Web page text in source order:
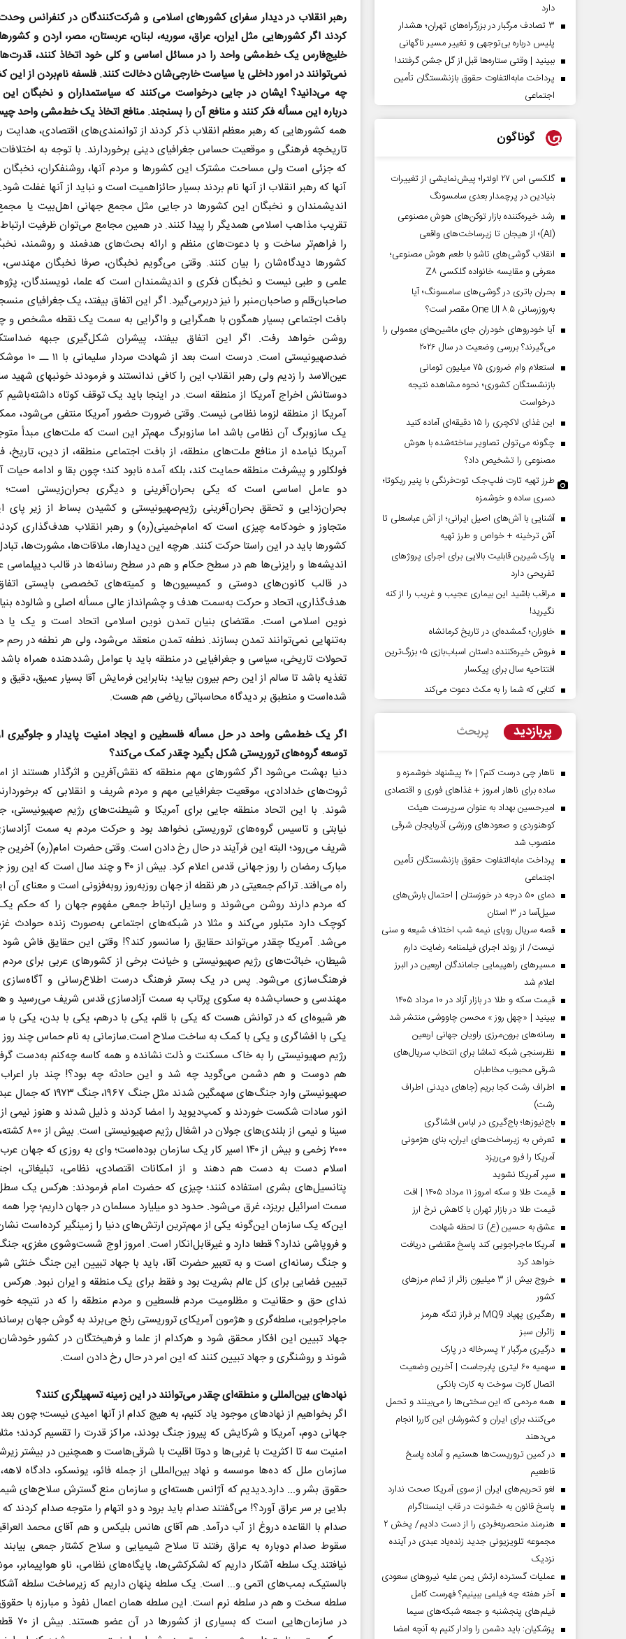
رهبر انقلاب در دیدار سفرای کشورهای اسلامی و شرکت‌کنندگان در کنفرانس
کردند اگر کشورهایی مثل ایران، عراق، سوریه، لبنان، عربستان، مصر، اردن و
خلیج‌فارس یک خط‌مشی واحد را در مسائل اساسی و کلی خود اتخاذ کنند،
نمی‌توانند در امور داخلی یا سیاست خارجی‌شان دخالت کنند. فلسفه نام‌بردن از این
چه می‌دانید؟ ایشان در جایی درخواست می‌کنند که سیاستمداران و نخبگان
درباره این مسأله فکر کنند و منافع آن را بسنجند. منافع اتخاذ یک خط‌مشی واحد
همه کشورهایی که رهبر معظم انقلاب ذکر کردند از توانمندی‌های اقتصادی، هدایت
تاریخچه فرهنگی و موقعیت حساس جغرافیای دینی برخوردارند. با توجه‌ به
که جزئی است ولی مساحت مشترک این کشورها و مردم آنها، روشنفکران، نخبگان
آنها که رهبر انقلاب از آنها نام بردند بسیار حائزاهمیت است و نباید از آنها غفلت
اندیشمندان و نخبگان این کشورها در جایی مثل مجمع جهانی اهل‌بیت یا
تقریب مذاهب اسلامی همدیگر را پیدا کنند. در همین مجامع می‌توان ظرفیت
را فراهم‌تر ساخت و با دعوت‌های منظم و ارائه بحث‌های هدفمند و روشمند،
کشورها دیدگاه‌شان را بیان کنند. وقتی می‌گویم نخبگان، صرفا نخبگان
علمی و طبی نیست و نخبگان فکری و اندیشمندان است که علما، نویسندگان،
صاحبان‌قلم و صاحبان‌منبر را نیز دربرمی‌گیرد. اگر این اتفاق بیفتد، یک جغرافیای
بافت اجتماعی بسیار همگون با همگرایی و واگرایی به‌ سمت یک نقطه مشخص و
روشن خواهد رفت. اگر این اتفاق بیفتد، پیشران شکل‌گیری جبهه
ضدصهیونیستی است. درست است بعد
عین‌الاسد را زدیم ولی رهبر انقلاب این را کافی ندانستند و فرمودند خونبهای شهید
دوستانش اخراج آمریکا از منطقه است. در اینجا باید یک توقف کوتاه داشته‌باشیم
آمریکا از منطقه لزوما نظامی نیست. وقتی ضرورت حضور آمریکا منتفی می‌شود،
یک سازوبرگ آن نظامی باشد اما سازوبرگ مهم‌تر این است که ملت‌های مبدأ
آمریکا نیامده از منافع ملت‌های منطقه، از بافت اجتماعی منطقه، از دین،
فولکلور و پیشرفت منطقه حمایت کند، بلکه آمده نابود کند؛ چون بقا و ادامه حیات
دو عامل اساسی است که یکی بحران‌آفرینی و دیگری بحران‌زیستی است؛
بحران‌زدایی و تحقق بحران‌آفرینی رژیم‌صهیونیستی و کشیدن بساط از زیر پای
متجاوز و خودکامه چیزی است که امام‌خمینی(ره) و رهبر انقلاب هدف‌گذاری
کشورها باید در این راستا حرکت کنند. هرچه این دیدارها، ملاقات‌ها، مشورت‌ها،
اندیشه‌ها و رایزنی‌ها هم در سطح حکام و هم در سطح رسانه‌ها در قالب دیپلماسی
در قالب کانون‌های دوستی و کمیسیون‌ها و کمیته‌های تخصصی بایستی اتفاق
هدف‌گذاری، اتحاد و حرکت به‌سمت هدف و چشم‌انداز عالی مسأله اصلی و شالوده
نوین اسلامی است. مقتضای بنیان تمدن نوین اسلامی اتحاد است و یک یا
به‌تنهایی نمی‌توانند تمدن بسازند. نطفه تمدن منعقد می‌شود، ولی هر نطفه در
تحولات تاریخی، سیاسی و جغرافیایی در منطقه باید با عوامل رشددهنده همراه
تغذیه باشد تا سالم از این رحم بیرون بیاید؛ بنابراین فرمایش آقا بسیار عمیق، دقیق
‌شده‌است و منطبق بر دیدگاه محاسباتی ریاضی هم هست.
اگر یک خط‌مشی واحد در حل مسأله فلسطین و ایجاد امنیت پایدار و جلوگیری
توسعه گروه‌های تروریستی شکل بگیرد چقدر کمک می‌کند؟
دنیا بهشت می‌شود اگر کشورهای مهم منطقه که نقش‌آفرین و اثرگذار هستند از
ثروت‌های خدادادی، موقعیت جغرافیایی مهم و مردم شریف و انقلابی که
شوند. با این اتحاد منطقه جایی برای آمریکا و شیطنت‌های رژیم
نیابتی و تاسیس گروه‌های تروریستی نخواهد بود و حرکت مردم به سمت
شریف می‌رود؛ البته این فرآیند در حال رخ دادن است. وقتی حضرت امام(ره) آخرین
مبارک رمضان را روز جهانی قدس اعلام کرد. بیش از ۴۰ و چند سال است
راه می‌افتد. تراکم جمعیتی در هر نقطه از جهان روزبه‌روز روبه‌فزونی است و معنای
که مردم دارند روشن می‌شوند و وسایل ارتباط جمعی مفهوم جهان را که حکم
کوچک دارد متبلور می‌کند و مثلا در شبکه‌های اجتماعی به‌صورت زنده حوادث
می‌شد. آمریکا چقدر می‌تواند حقایق را سانسور کند؟! وقتی این حقایق فاش
شیطان، خباثت‌های رژیم صهیونیستی و خیانت برخی از کشورهای عربی برای مردم
فرهنگ‌سازی می‌شود. پس در یک بستر فرهنگ درست اطلاع‌رسانی و آگاه‌سازی
مهندسی و حساب‌شده به سکوی پرتاب به سمت آزادسازی قدس شریف می‌رسید و
هر شیوه‌ای که در توانش هست که یکی با قلم، یکی با درهم، یکی با بدن، یکی با
یکی با افشاگری و یکی با کمک به ساخت سلاح است.سازمانی به نام حماس چند
رژیم صهیونیستی را به خاک مسکنت و ذلت نشانده و همه کاسه چه‌کنم به‌دست
هم دوست و هم دشمن می‌گوید چه شد و این حادثه چه بود؟! چند بار اعراب
صهیونیستی وارد جنگ‌های سهمگین شدند مثل جنگ
انور سادات شکست خوردند و کمپ‌دیوید را امضا کردند و ذلیل شدند و هنوز نیمی
سینا و نیمی از بلندی‌های
۲۰۰۰ زخمی و بیش از ۱۴۰ اسیر کار یک سازمان بوده‌است؛ وای به روزی که
اسلام دست به دست هم دهند و از امکانات اقتصادی، نظامی، تبلیغاتی،
پتانسیل‌های بشری استفاده کنند؛ چیزی که حضرت امام فرمودند: هرکس یک
سمت اسرائیل بریزد، غرق می‌شود. حدود دو میلیارد مسلمان در جهان داریم؛ چرا همه
این‌که یک سازمان این‌گونه یکی از مهم‌ترین ارتش‌های دنیا را زمینگیر کرده‌است
و فروپاشی ندارد؟ قطعا دارد و غیرقابل‌انکار است. امروز اوج شست‌وشوی مغزی،
و جنگ رسانه‌ای است و به تعبیر حضرت آقا، باید با جهاد تبیین این جنگ خنثی
تبیین فضایی برای کل عالم بشریت بود و فقط برای یک منطقه و ایران نبود. هرکس
ندای حق و حقانیت و مظلومیت مردم فلسطین و مردم منطقه را که در نتیجه
ماجراجویی، سلطه‌گری و هژمون آمریکای تروریستی رنج می‌برند به گوش جهان
جهاد تبیین این افکار محقق شود و هرکدام از علما و فرهیختگان در کشور
شوند و روشنگری و جهاد تبیین کنند که این امر در حال رخ دادن است.
نهادهای بین‌المللی و منطقه‌ای چقدر می‌توانند در این زمینه تسهیلگری کنند؟
اگر بخواهیم از نهادهای موجود یاد کنیم، به هیچ کدام از آنها امیدی نیست؛ چون
جهانی دوم، آمریکا و شرکایش که پیروز جنگ بودند، مراکز قدرت را تقسیم کردند؛
امنیت سه تا اکثریت با غربی‌ها و دوتا اقلیت با شرقی‌هاست و همچنین در بیشتر
سازمان ملل که ده‌ها موسسه و نهاد بین‌المللی از جمله فائو، یونسکو، دادگاه
حقوق بشر و... دارد.دیدیم که آژانس هسته‌ای و سازمان منع گسترش سلاح‌های
بلایی بر سر عراق آورد؟! می‌گفتند صدام باید برود و دو اتهام را متوجه صدام کردند
صدام با القاعده دروغ از آب درآمد. هم آقای هانس بلیکس و هم آقای محمد
سقوط صدام دوباره به عراق رفتند تا سلاح شیمیایی و سلاح کشتار جمعی
نیافتند.یک سلطه آشکار داریم که لشکرکشی‌ها، پایگاه‌های نظامی، ناو هواپیمابر،
بالستیک، بمب‌های اتمی و... است. یک سلطه پنهان داریم که زیرساخت سلطه
سلطه سخت و هم در سلطه نرم است. این سلطه همان اعمال نفوذ و مبارزه با
در سازمان‌هایی
دارد
۳ تصادف مرگبار در بزرگراه‌های تهران؛ هشدار
پلیس درباره بی‌توجهی و تغییر مسیر ناگهانی
ببینید | وقتی ستاره‌ها قبل از گل جشن گرفتند!
پرداخت مابه‌التفاوت حقوق بازنشستگان تأمین
اجتماعی
گوناگون
گلکسی اس ۲۷ اولترا؛ پیش‌نمایشی از تغییرات
بنیادین در پرچمدار بعدی سامسونگ
رشد خیره‌کننده بازار توکن‌های هوش مصنوعی
(AI)؛ از هیجان تا زیرساخت‌های واقعی
انقلاب گوشی‌های تاشو‌ با طعم هوش مصنوعی؛
معرفی و مقایسه خانواده گلکسی Z۸
بحران باتری در گوشی‌های سامسونگ؛ آیا
به‌روزرسانی One UI ۸.۵ مقصر است؟
آیا خودروهای خودران جای ماشین‌های معمولی را
می‌گیرند؟ بررسی وضعیت در سال ۲۰۲۶
استعلام وام ضروری ۷۵ میلیون تومانی
بازنشستگان کشوری؛ نحوه مشاهده نتیجه
درخواست
این غذای لاکچری را ۱۵ دقیقه‌ای آماده کنید
چگونه می‌توان تصاویر ساخته‌شده با هوش
مصنوعی را تشخیص داد؟
طرز تهیه تارت فلپ‌جک توت‌فرنگی با پنیر ریکوتا؛
دسری ساده و خوشمزه
آشنایی با آش‌های اصیل ایرانی؛ از آش عباسعلی تا
آش ترخینه + خواص و طرز تهیه
پارک شیرین قابلیت‌ بالایی برای اجرای پروژهای
تفریحی دارد
مراقب باشید این بیماری عجیب و غریب را از کنه
نگیرید!
خاوران؛ گمشده‌ای در تاریخ کرمانشاه
فروش خیره‌کننده داستان اسباب‌بازی ۵؛ بزرگ‌ترین
افتتاحیه سال برای پیکسار
کتابی که شما را به مکث دعوت می‌کند
پربازدید پربحث
ناهار چی درست کنم؟ | ۲۰ پیشنهاد خوشمزه و
ساده برای ناهار امروز + غذاهای فوری و اقتصادی
امیرحسین بهداد به عنوان سرپرست هیئت
کوهنوردی و صعودهای ورزشی آذربایجان شرقی
منصوب شد
پرداخت مابه‌التفاوت حقوق بازنشستگان تأمین
اجتماعی
دمای ۵۰ درجه در خوزستان | احتمال بارش‌های
سیل‌آسا در ۳ استان
قصه سریال رویای نیمه شب اختلاف شیعه و سنی
نیست/ از روند اجرای فیلمنامه رضایت دارم
مسیر‌های راهپیمایی جاماندگان اربعین در البرز
اعلام شد
قیمت سکه و طلا در بازار آزاد در ۱۰ مرداد ۱۴۰۵
ببینید | «چهل روز » محسن چاووشی منتشر شد
رسانه‌های برون‌مرزی راویان جهانی اربعین
نظرسنجی شبکه تماشا برای انتخاب سریال‌های
شرقی محبوب مخاطبان
اطراف رشت کجا بریم (جاهای دیدنی اطراف
رشت)
باج‌نیوزها؛ باج‌گیری در لباس افشاگری
تعرض به زیرساخت‌های ایران، بنای هژمونی
آمریکا را فرو می‌ریزد
سپر آمریکا نشوید
قیمت طلا و سکه امروز ۱۱ مرداد ۱۴۰۵ | افت
قیمت طلا در بازار تهران با کاهش نرخ ارز
عشق به حسین (ع) تا لحظه شهادت
آمریکا ماجراجویی کند پاسخ مقتضی دریافت
خواهد کرد
خروج بیش از ۳ میلیون زائر از تمام مرز‌های
کشور
رهگیری پهپاد MQ9 بر فراز تنگه هرمز
‌زائران سبز
درگیری مرگبار ۲ پسرخاله در پارک
سهمیه ۶۰ لیتری پابرجاست | آخرین وضعیت
اتصال کارت سوخت به کارت بانکی
همه مردمی که این سختی‌ها را می‌بینند و تحمل
می‌کنند، برای ایران و کشورشان این کاررا انجام
می‌دهند
در کمین تروریست‌ها هستیم و آماده پاسخ
قاطعیم
لغو تحریم‌های ایران از سوی آمریکا صحت ندارد
پاسخ قانون به خشونت در قاب اینستاگرام
هنرمند منحصر‌به‌فردی را از دست دادیم/ پخش ۲
مجموعه تلویزیونی جدید زنده‌یاد عبدی در آینده
نزدیک
عملیات گسترده ارتش یمن علیه نیروهای سعودی
آخر هفته چه فیلمی ببینیم؟ فهرست کامل
فیلم‌های پنجشنبه و جمعه شبکه‌های سیما
پزشکیان: باید دشمن را وادار کنیم به آنچه امضا
یک تاریخ و دو زندگی
خانعلی‌زاده - روزنامه‌نگار
چرایی عقب‌نشینی ترامپ؟
دکتر یدالله جوانی - تحلیلگر مسائل سیاسی
پشت‌پرده تهدیدات کوتاه‏‌مدت و
ادعا‌های خلاف واقع آمریکا
عباس سلیمی‌نمین - تحلیلگر مسائل سیاسی
رسانه
دکتر مراد عنادی -
صفحات نخست‌روزنامه‌ها‌ی‌چهارشنبه‌۷‌مردادماه صفحات نخست روزنامه ها‌ی‌سه‌شنبه ۶ مردادماه
صفحات نخست روزنامه ها‌ی یکشنبه ۴